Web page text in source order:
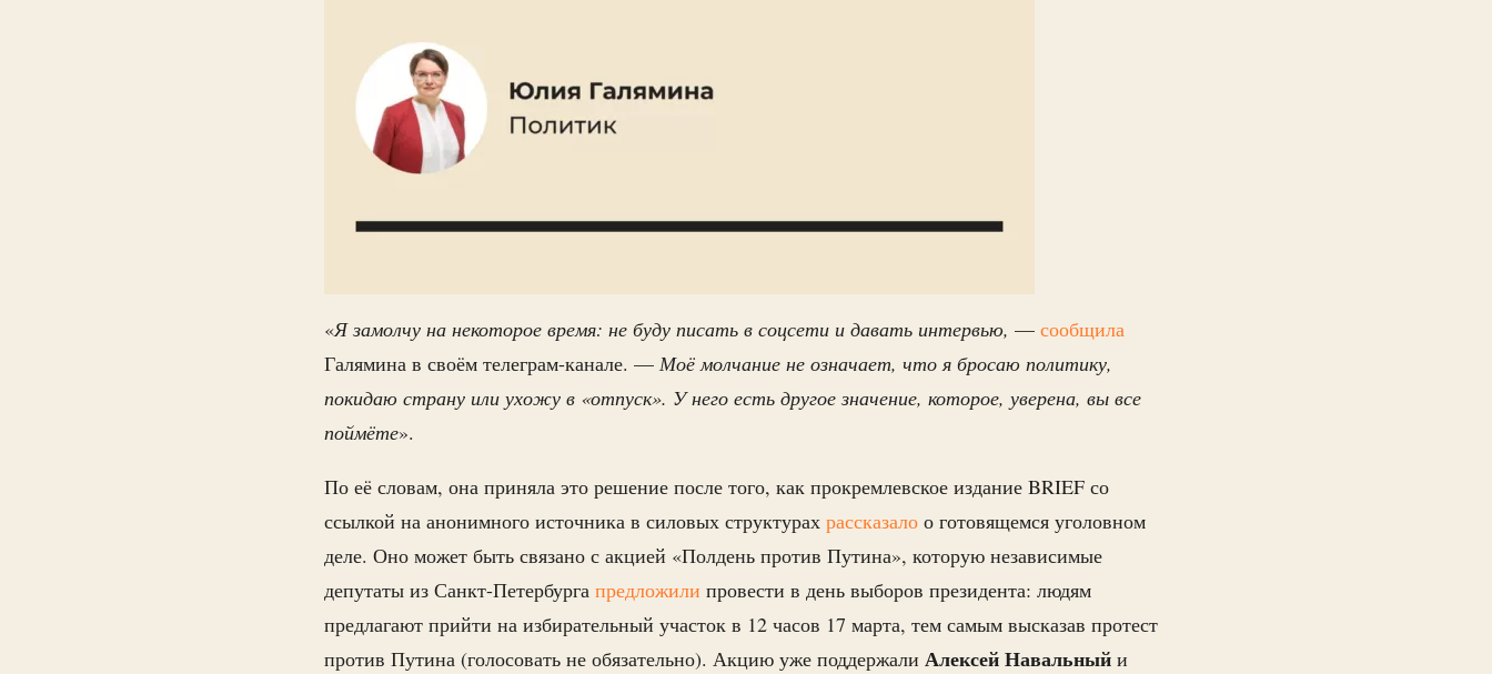
«Я замолчу на некоторое время: не буду писать в соцсети и давать интервью, — сообщила
Галямина в своём телеграм-канале. — Моё молчание не означает, что я бросаю политику,
покидаю страну или ухожу в «отпуск». У него есть другое значение, которое, уверена, вы все
поймёте».
По её словам, она приняла это решение после того, как прокремлевское издание BRIEF со
ссылкой на анонимного источника в силовых структурах рассказало о готовящемся уголовном
деле. Оно может быть связано с акцией «Полдень против Путина», которую независимые
депутаты из Санкт-Петербурга предложили провести в день выборов президента: людям
предлагают прийти на избирательный участок в 12 часов 17 марта, тем самым высказав протест
против Путина (голосовать не обязательно). Акцию уже поддержали Алексей Навальный и